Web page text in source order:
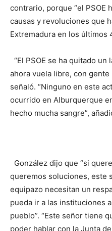
contrario, porque “el PSOE
causas y revoluciones que
Extremadura en los últimos
“El PSOE se ha quitado
ahora vuela libre, con gente
señaló. “Ninguno en este
ocurrido en Alburquerque
hecho mucha sangre”,
González dijo que “si
queremos soluciones, este
equipazo necesitan un
pueda ir a las instituciones
pueblo”. “Este señor tiene
poder hablar con la Junta